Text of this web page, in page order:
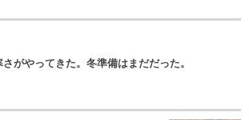
さがやってきた。冬準備はまだだった。